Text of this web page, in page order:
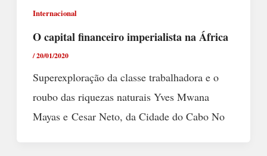
Internacional
O capital financeiro imperialista na África
/20/01/2020
Superexploração da classe trabalhadora e o
roubo das riquezas naturais Yves Mwana
Mayas e Cesar Neto, da Cidade do Cabo No